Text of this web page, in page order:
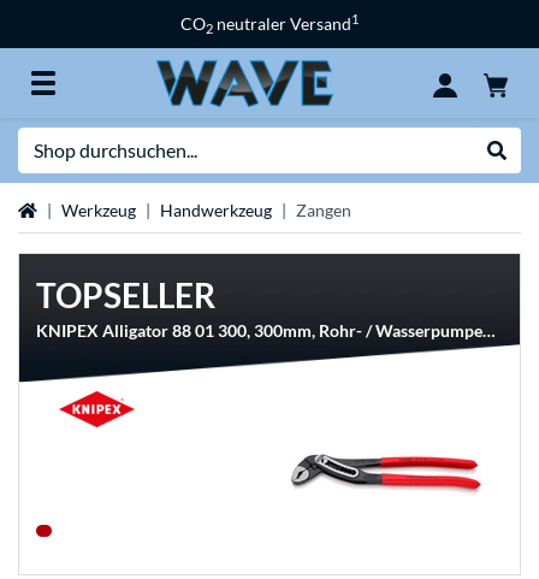
CO2 neutraler Versand1
StartseiteWerkzeug Handwerkzeug Zangen
TOPSELLER
KNIPEX Alligator 88 01 300, 300mm, Rohr- / Wasserpumpen-Zange